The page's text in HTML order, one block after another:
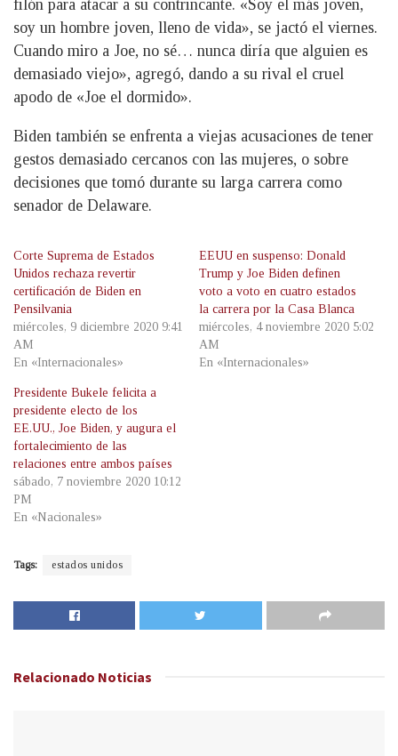
filón para atacar a su contrincante. «Soy el más joven,
soy un hombre joven, lleno de vida», se jactó el viernes.
Cuando miro a Joe, no sé… nunca diría que alguien es
demasiado viejo», agregó, dando a su rival el cruel
apodo de «Joe el dormido».
Biden también se enfrenta a viejas acusaciones de tener
gestos demasiado cercanos con las mujeres, o sobre
decisiones que tomó durante su larga carrera como
senador de Delaware.
Corte Suprema de Estados
Unidos rechaza revertir
certificación de Biden en
Pensilvania
miércoles, 9 diciembre 2020 9:41
AM
En «Internacionales»
EEUU en suspenso: Donald
Trump y Joe Biden definen
voto a voto en cuatro estados
la carrera por la Casa Blanca
miércoles, 4 noviembre 2020 5:02
AM
En «Internacionales»
Presidente Bukele felicita a
presidente electo de los
EE.UU., Joe Biden, y augura el
fortalecimiento de las
relaciones entre ambos países
sábado, 7 noviembre 2020 10:12
PM
En «Nacionales»
Tags: estados unidos
Relacionado Noticias